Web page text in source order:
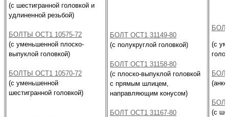
(с шестигранной головкой и
удлиненной резьбой)
БОЛТЫ ОСТ1 10575-72
(с уменьшенной плоско-
выпуклой головкой)
БОЛТЫ ОСТ1 10570-72
(с уменьшенной
шестигранной головкой)
БОЛТ ОСТ1 31149-80
(с полукруглой головкой)
БОЛТ ОСТ1 31158-80
(с плоско-выпуклой головкой
с прямым шлицем,
направляющим конусом)
БОЛТ ОСТ1 31167-80
(с
(с